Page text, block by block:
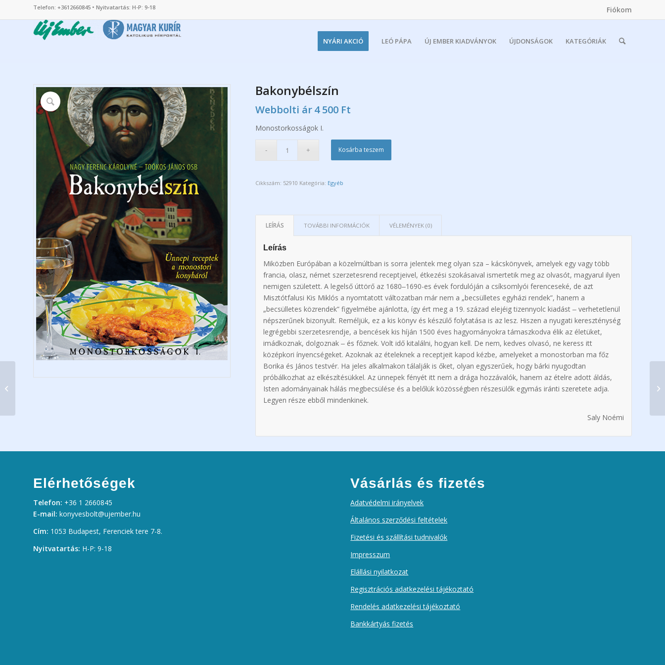
Fiókom
Telefon: +3612660845 • Nyitvatartás: H-P: 9-18
NYÁRI AKCIÓ LEÓ PÁPA ÚJ EMBER KIADVÁNYOK ÚJDONSÁGOK KATEGÓRIÁK
Bakonybélszín
Webbolti ár4 500 Ft
Monostorkosságok I.
Kosárba teszem
Cikkszám: 52910 Kategória: Egyéb
LEÍRÁS TOVÁBBI INFORMÁCIÓK VÉLEMÉNYEK (0)
Leírás
Miközben Európában a közelmúltban is sorra jelentek meg olyan sza – kácskönyvek, amelyek egy vagy több
francia, olasz, német szerzetesrend receptjeivel, étkezési szokásaival ismertetik meg az olvasót, magyarul ilyen
nemigen született. A legelső úttörő az 1680‒1690-es évek fordulóján a csíksomlyói ferenceseké, de azt
Misztótfalusi Kis Miklós a nyomtatott változatban már nem a „becsülletes egyházi rendek”, hanem a
„becsülletes közrendek” figyelmébe ajánlotta, így ért meg a 19. század elejéig tizennyolc kiadást ‒ verhetetlenül
népszerűnek bizonyult. Reméljük, ez a kis könyv és készülő folytatása is az lesz. Hiszen a nyugati kereszténység
legrégebbi szerzetesrendje, a bencések kis híján 1500 éves hagyományokra támaszkodva élik az életüket,
imádkoznak, dolgoznak ‒ és főznek. Volt idő kitalálni, hogyan kell. De nem, kedves olvasó, ne keress itt
középkori ínyencségeket. Azoknak az ételeknek a receptjeit kapod kézbe, amelyeket a monostorban ma főz
Borika és János testvér. Ha jeles alkalmakon tálalják is őket, olyan egyszerűek, hogy bárki nyugodtan
próbálkozhat az elkészítésükkel. Az ünnepek fényét itt nem a drága hozzávalók, hanem az ételre adott áldás,
Isten adományainak hálás megbecsülése és a belőlük közösségben részesülők egymás iránti szeretete adja.
Legyen része ebből mindenkinek.
Saly Noémi
Elérhetőségek
Telefon: +36 1 2660845
E-mail: konyvesbolt@ujember.hu
Cím: 1053 Budapest, Ferenciek tere 7-8.
Nyitvatartás: H-P: 9-18
Vásárlás és fizetés
Adatvédelmi irányelvek
Általános szerződési feltételek
Fizetési és szállítási tudnivalók
Impresszum
Elállási nyilatkozat
Regisztrációs adatkezelési tájékoztató
Rendelés adatkezelési tájékoztató
Bankkártyás fizetés